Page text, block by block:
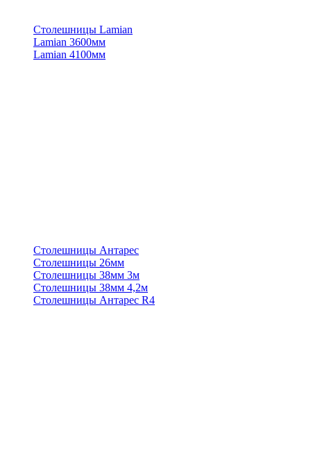
Столешницы Lamian
Lamian 3600мм
Lamian 4100мм
Столешницы Антарес
Столешницы 26мм
Столешницы 38мм 3м
Столешницы 38мм 4,2м
Столешницы Антарес R4